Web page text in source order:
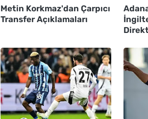
Metin Korkmaz'dan Çarpıcı
Transfer Açıklamaları